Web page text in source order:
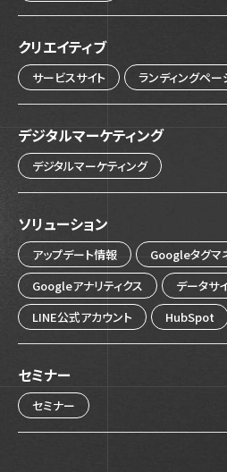
クリエイティブ
サービスサイト ランディングペー
デジタルマーケティング
デジタルマーケティング
ソリューション
アップデート情報
Googleタグマ
Googleアナリティクス
データサ
LINE公式アカウント
HubSpot
セミナー
セミナー